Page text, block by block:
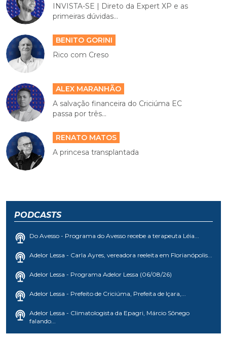
INVISTA-SE | Direto da Expert XP e as
primeiras dúvidas...
BENITO GORINI
Rico com Creso
ALEX MARANHÃO
A salvação financeira do Criciúma EC
passa por três...
RENATO MATOS
A princesa transplantada
PODCASTS
Do Avesso - Programa do Avesso recebe a terapeuta Léia...
Adelor Lessa - Carla Ayres, vereadora reeleita em Florianópolis...
Adelor Lessa - Programa Adelor Lessa (06/08/26)
Adelor Lessa - Prefeito de Criciúma, Prefeita de Içara,...
Adelor Lessa - Climatologista da Epagri, Márcio Sônego
falando...